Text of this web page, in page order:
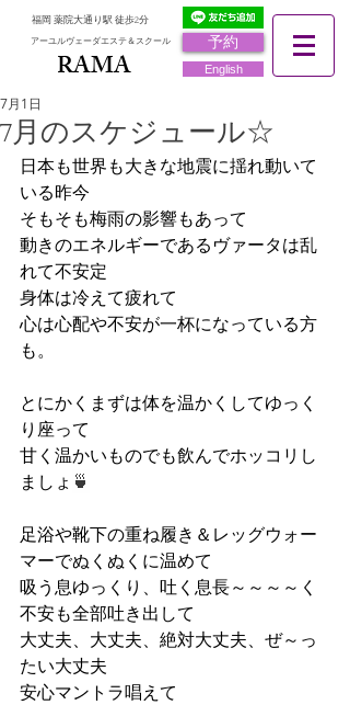
予約
福岡 薬院大通り駅 徒歩2分
アーユルヴェーダエステ＆スクール
RAMA English
7月のスケジュール☆
7月1日
日本も世界も大きな地震に揺れ動いて
いる昨今
そもそも梅雨の影響もあって
動きのエネルギーであるヴァータは乱
れて不安定
身体は冷えて疲れて
心は心配や不安が一杯になっている方
も。
とにかくまずは体を温かくしてゆっく
り座って
甘く温かいものでも飲んでホッコリし
ましょ 🍵
足浴や靴下の重ね履き＆レッグウォー
マーでぬくぬくに温めて
吸う息ゆっくり、吐く息長～～～～く
不安も全部吐き出して
大丈夫、大丈夫、絶対大丈夫、ぜ～っ
たい大丈夫
安心マントラ唱えて